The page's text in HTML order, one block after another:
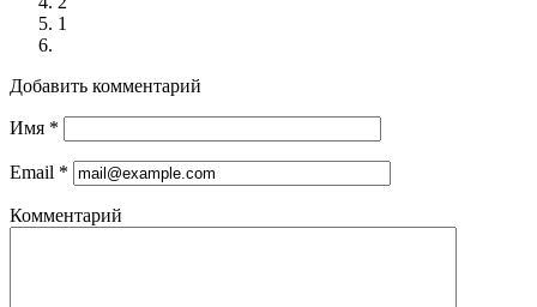
1
Добавить комментарий
Имя *
Email *
Комментарий